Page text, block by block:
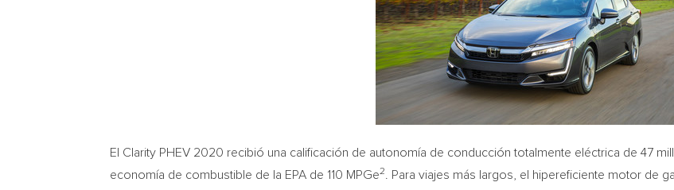
El Clarity PHEV 2020 recibió una calificación de autonomía de conducción totalmente eléctrica de 47
economía de combustible de la EPA de 110 MPGe2
. Para viajes más largos, el hipereficiente motor de